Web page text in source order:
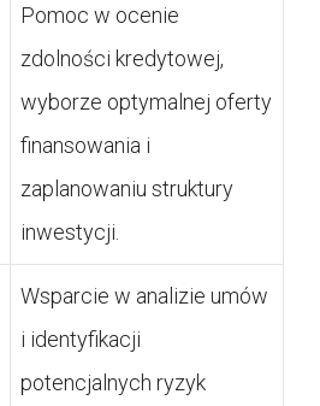
Pomoc w ocenie
zdolności kredytowej,
wyborze optymalnej oferty
finansowania i
zaplanowaniu struktury
inwestycji.
Wsparcie w analizie umów
i identyfikacji
potencjalnych ryzyk